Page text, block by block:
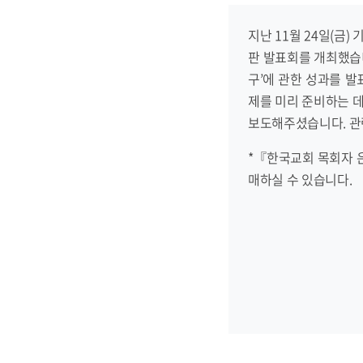
지난 11월 24일(금)
판 발표회를 개최했
구’에 관한 성과를
제를 미리 준비하는
보도해주셨습니다.
*『한국교회 목회자
매하실 수 있습니다.